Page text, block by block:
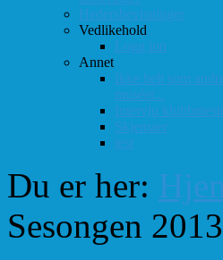
Hedersbevisninger
Vedlikehold
Logg inn
Annet
Ikke helt som
muséer...
Intervju
Skjemaer
test
Du er her:
Sesongen